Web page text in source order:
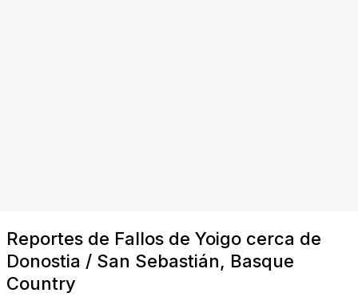
Reportes de Fallos de Yoigo cerca de
Donostia / San Sebastián, Basque
Country